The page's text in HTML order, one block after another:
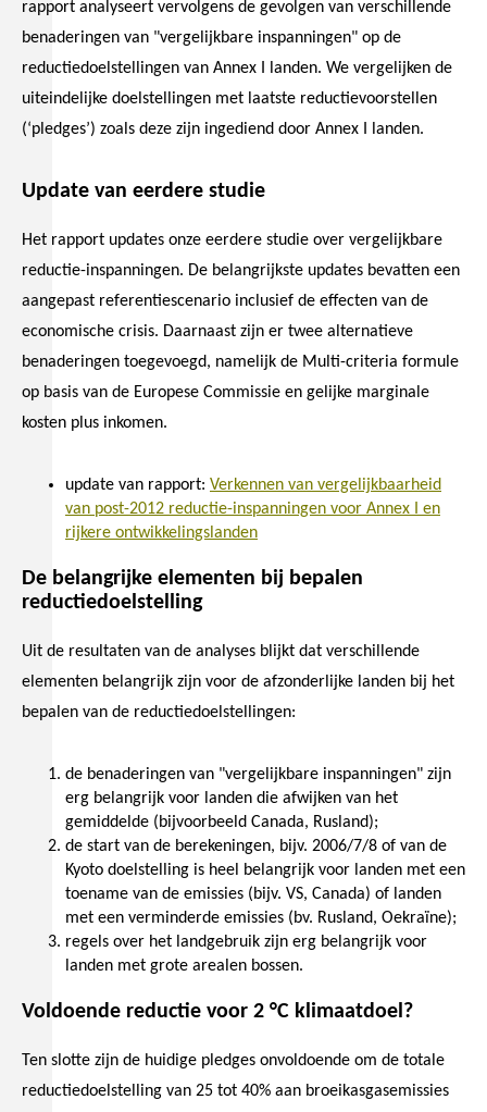
rapport analyseert vervolgens de gevolgen van verschillende
benaderingen van "vergelijkbare inspanningen" op de
reductiedoelstellingen van Annex I landen. We vergelijken de
uiteindelijke doelstellingen met laatste reductievoorstellen
(‘pledges’) zoals deze zijn ingediend door Annex I landen.
Update van eerdere studie
Het rapport updates onze eerdere studie over vergelijkbare
reductie-inspanningen. De belangrijkste updates bevatten een
aangepast referentiescenario inclusief de effecten van de
economische crisis. Daarnaast zijn er twee alternatieve
benaderingen toegevoegd, namelijk de Multi-criteria formule
op basis van de Europese Commissie en gelijke marginale
kosten plus inkomen.
update van rapport: Verkennen van vergelijkbaarheid
van post-2012 reductie-inspanningen voor Annex I en
rijkere ontwikkelingslanden
De belangrijke elementen bij bepalen
reductiedoelstelling
Uit de resultaten van de analyses blijkt dat verschillende
elementen belangrijk zijn voor de afzonderlijke landen bij het
bepalen van de reductiedoelstellingen:
de benaderingen van "vergelijkbare inspanningen" zijn
erg belangrijk voor landen die afwijken van het
gemiddelde (bijvoorbeeld Canada, Rusland);
de start van de berekeningen, bijv. 2006/7/8 of van de
Kyoto doelstelling is heel belangrijk voor landen met een
toename van de emissies (bijv. VS, Canada) of landen
met een verminderde emissies (bv. Rusland, Oekraïne);
regels over het landgebruik zijn erg belangrijk voor
landen met grote arealen bossen.
Voldoende reductie voor 2 °C klimaatdoel?
Ten slotte zijn de huidige pledges onvoldoende om de totale
reductiedoelstelling van 25 tot 40% aan broeikasgasemissies